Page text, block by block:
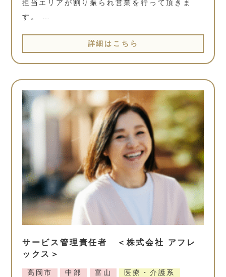
担当エリアが割り振られ営業を行って頂きま
す。 …
詳細はこちら
サービス管理責任者 ＜株式会社 アフレ
ックス＞
高岡市 中部 富山
医療・介護系